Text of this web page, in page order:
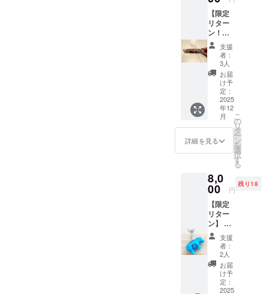
デザイ
ンは3種
類の中
からお
選びく
ださ
い！ ※
デザイ
ンの選
択(デザ
イン指
定がな
い場合)
雅龍
が選ん
※交換は
致しか
ねま
す。
【限定
リター
ン！】
パリか
ら、幸
せをお
届け！
ルーブ
ル美術
館出展
を記
念・ミ
ニパズ
ル サイ
ズ：
10cm×
ハガキ
サイズ)
支援
者：
3人
お届
け予
定：
2025
年12
月
詳細を見る
こ
の
リ
タ
ー
ン
を
選
択
す
る
8,0
00 円
残り18
【限定
リター
ン】 フ
ランス
から、
あなた
へ幸せ
をお届
け！
ルーブ
支援
者：
2人
お届
け予
定：
2025